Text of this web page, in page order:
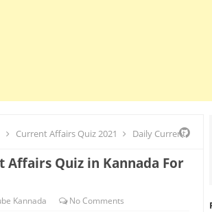
Current Affairs Quiz 2021 Daily Current
Affairs Quiz in Kannada For
Kannada NoComments